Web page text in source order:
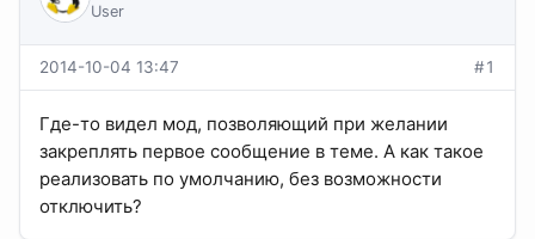
User
2014-10-04 13:47 #1
Где-то видел мод, позволяющий при желании
закреплять первое сообщение в теме. А как такое
реализовать по умолчанию, без возможности
отключить?